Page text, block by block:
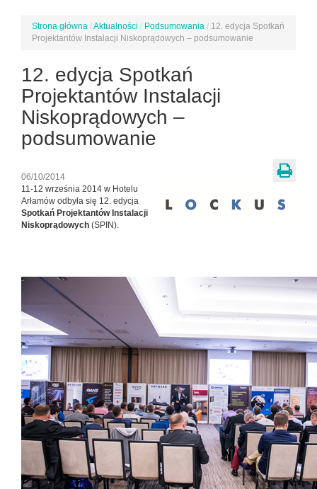
Jesteś
tutaj
Strona główna /Aktualności / Podsumowania / 12. edycja Spotkań
Projektantów Instalacji Niskoprądowych – podsumowanie
12. edycja Spotkań
Projektantów Instalacji
Niskoprądowych –
podsumowanie
06/10/2014
11-12 września 2014 w Hotelu
Arłamów odbyła się 12. edycja
Spotkań Projektantów Instalacji
Niskoprądowych (SPIN).